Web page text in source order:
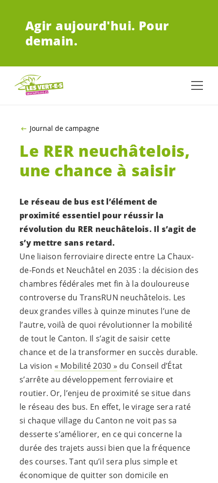
Agir aujourd'hui. Pour
demain.
Journal de campagne
Le RER neuchâtelois,
une chance à saisir
Le réseau de bus est l’élément de
proximité essentiel pour réussir la
révolution du RER neuchâtelois. Il s’agit de
s’y mettre sans retard.
Une liaison ferroviaire directe entre La Chaux-
de-Fonds et Neuchâtel en 2035 : la décision des
chambres fédérales met fin à la douloureuse
controverse du TransRUN neuchâtelois. Les
deux grandes villes à quinze minutes l’une de
l’autre, voilà de quoi révolutionner la mobilité
de tout le Canton. Il s’agit de saisir cette
chance et de la transformer en succès durable.
La vision « Mobilité 2030 » du Conseil d’État
s’arrête au développement ferroviaire et
routier. Or, l’enjeu de proximité se situe dans
le réseau des bus. En effet, le virage sera raté
si chaque village du Canton ne voit pas sa
desserte s’améliorer, en ce qui concerne la
durée des trajets aussi bien que la fréquence
des courses. Tant qu’il sera plus simple et
économique de quitter son domicile en